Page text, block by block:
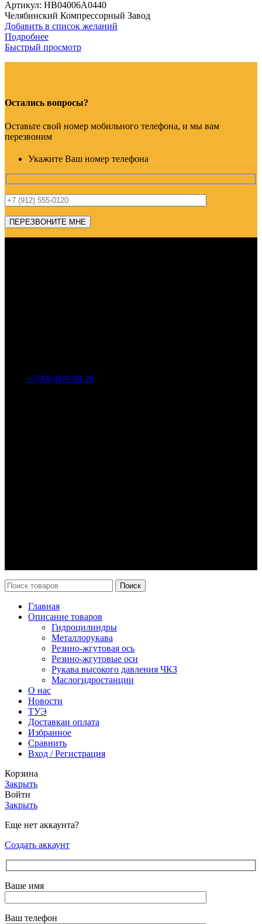
Артикул: HB04006A0440
Челябинский Компрессорный Завод
Добавить в список желаний
Подробнее
Быстрый просмотр
Остались вопросы?
Оставьте свой номер мобильного телефона, и мы вам
перезвоним
Укажите Ваш номер телефона
+7(900)089-88-26
Поиск
Главная
Описание товаров
Гидроцилиндры
Металлорукава
Резино-жгутовая ось
Резино-жгутовые оси
Рукава высокого давления ЧКЗ
Маслогидростанции
О нас
Новости
ТУЭ
Доставкаи оплата
Избранное
Сравнить
Вход / Регистрация
Корзина
Закрыть
Войти
Закрыть
Еще нет аккаунта?
Создать аккаунт
Ваше имя
Ваш телефон